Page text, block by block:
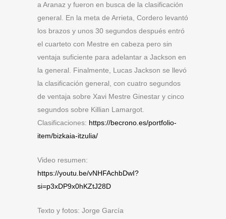
a Aranaz y fueron en busca de la clasificación
general. En la meta de Arrieta, Cordero levantó
los brazos y unos 30 segundos después entró
el cuarteto con Mestre en cabeza pero sin
ventaja suficiente para adelantar a Jackson en
la general. Finalmente, Lucas Jackson se llevó
la clasificación general, con cuatro segundos
de ventaja sobre Xavi Mestre Ginestar y cinco
segundos sobre Killian Lamargot.
Clasificaciones: https://becrono.es/portfolio-
item/bizkaia-itzulia/
Video resumen:
https://youtu.be/vNHFAchbDwI?
si=p3xDP9x0hKZtJ28D
Texto y fotos: Jorge García